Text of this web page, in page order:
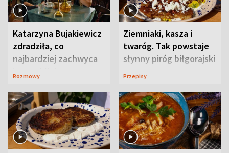
Katarzyna Bujakiewicz
zdradziła, co
najbardziej zachwyca
ją w Lublinie
Rozmowy
Ziemniaki, kasza i
twaróg. Tak powstaje
słynny piróg biłgorajski
Przepisy